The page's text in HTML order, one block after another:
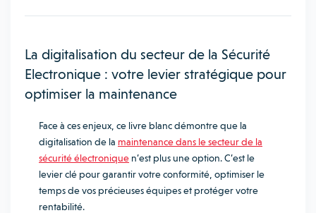
La digitalisation du secteur de la Sécurité
Electronique : votre levier stratégique pour
optimiser la maintenance
Face à ces enjeux, ce livre blanc démontre que la
digitalisation de la maintenance dans le secteur de la
sécurité électronique n’est plus une option. C’est le
levier clé pour garantir votre conformité, optimiser le
temps de vos précieuses équipes et protéger votre
rentabilité.